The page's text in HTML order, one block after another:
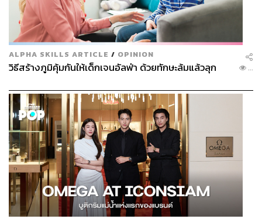
ALPHA SKILLS ARTICLE / OPINION
วิธีสร้างภูมิคุ้มกันให้เด็กเจนอัลฟ่า ด้วยทักษะล้มแล้วลุก ...